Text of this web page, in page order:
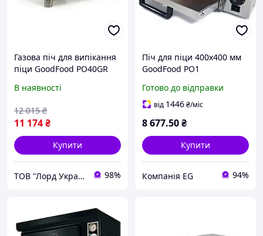
Газова піч для випікання
піци GoodFood PO40GR
В наявності
11 174₴
12 015 ₴
Купити
ТОВ "Лорд Україна" 98%
Піч для піци 400х400 мм
GoodFood PO1
Готово до відправки
від 1446₴/міс
8 677.50₴
Купити
Компанія EG 94%